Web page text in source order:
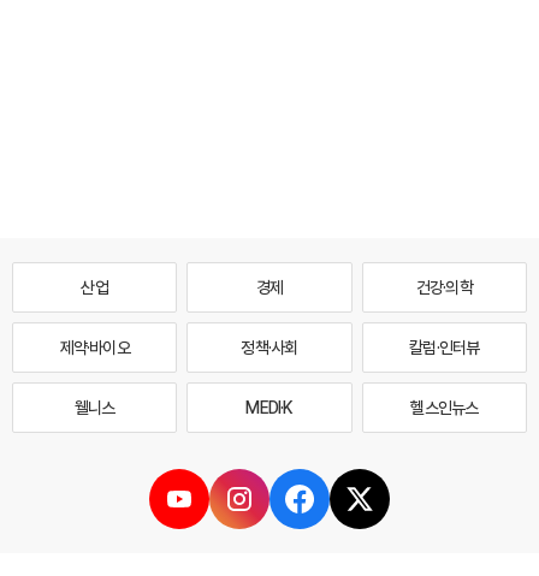
산업 경제 건강·의학
제약·바이오 정책·사회 칼럼·인터뷰
웰니스 MEDI·K 헬스인뉴스